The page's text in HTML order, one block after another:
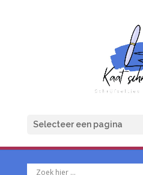
Selecteer een pagina